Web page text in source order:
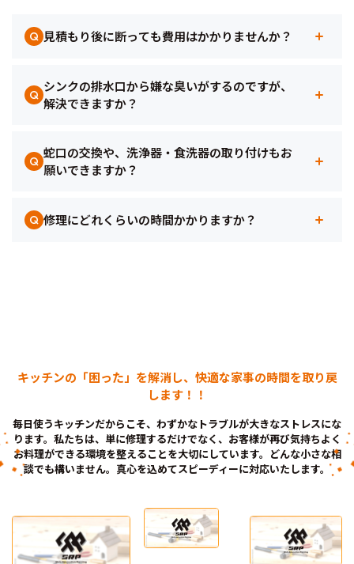
Q 見積もり後に断っても費用はかかりませんか？
Q
シンクの排水口から嫌な臭いがするのですが、
解決できますか？
Q
蛇口の交換や、洗浄器・食洗器の取り付けもお
願いできますか？
Q 修理にどれくらいの時間かかりますか？
キッチンの「困った」を解消し、快適な家事の時間を取り戻
します！！
毎日使うキッチンだからこそ、わずかなトラブルが大きなストレスにな
ります。私たちは、単に修理するだけでなく、お客様が再び気持ちよく
お料理ができる環境を整えることを大切にしています。どんな小さな相
談でも構いません。真心を込めてスピーディーに対応いたします。